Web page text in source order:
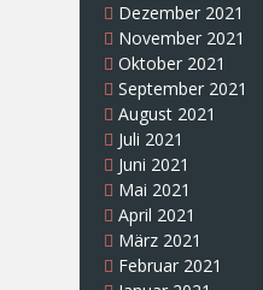
Dezember 2021
November 2021
Oktober 2021
September 2021
August 2021
Juli 2021
Juni 2021
Mai 2021
April 2021
März 2021
Februar 2021